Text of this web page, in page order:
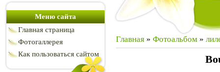
Меню сайта
Главная страница
Фотогаллерея
Как пользоваться сайтом
Главная » Фотоальбом »